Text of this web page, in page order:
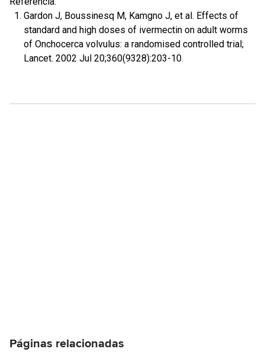
Gardon J, Boussinesq M, Kamgno J, et al. Effects of
standard and high doses of ivermectin on adult worms
of Onchocerca volvulus: a randomised controlled trial;
Lancet. 2002 Jul 20;360(9328):203-10.
Páginas relacionadas